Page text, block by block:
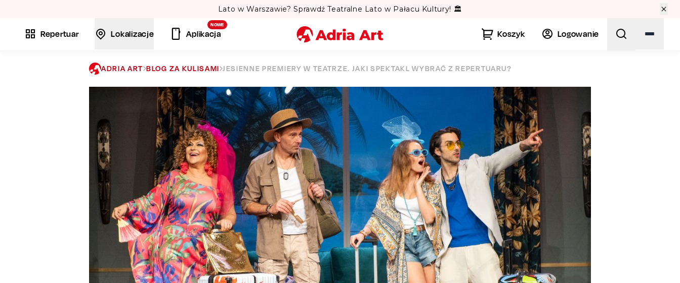
Lato w Warszawie? Sprawdź Teatralne Lato w Pałacu Kultury! 🏛️
Repertuar Lokalizacje
NOWE
Aplikacja Koszyk Logowanie
Miasto
Kategoria
Szukaj
ADRIA ART BLOG ZA KULISAMI JESIENNE PREMIERY W TEATRZE. JAKI SPEKTAKL WYBRAĆ Z REPERTUARU?